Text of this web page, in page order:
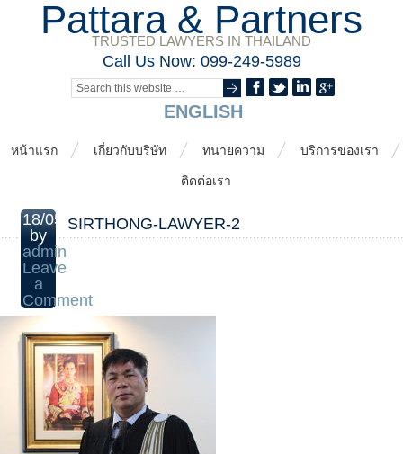
Pattara & Partners
TRUSTED LAWYERS IN THAILAND
Call Us Now: 099-249-5989
ENGLISH
หน้าแรก เกี่ยวกับบริษัท ทนายความ บริการของเรา
ติดต่อเรา
18/05/2020
by
admin
Leave
a
Comment
SIRTHONG-LAWYER-2